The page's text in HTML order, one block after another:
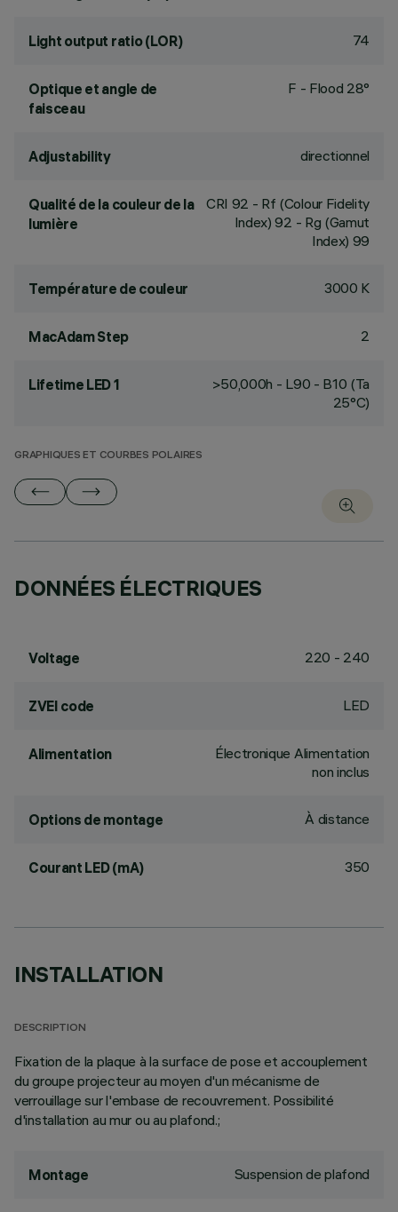
Light output ratio (LOR) 74
Optique et angle de
faisceau
F - Flood 28°
Adjustability directionnel
Qualité de la couleur de la
lumière
CRI 92 - Rf (Colour Fidelity
Index) 92 - Rg (Gamut
Index) 99
Température de couleur 3000 K
MacAdam Step 2
Lifetime LED 1
>50,000h - L90 - B10 (Ta
25°C)
GRAPHIQUES ET COURBES POLAIRES
DONNÉES ÉLECTRIQUES
Voltage 220 - 240
ZVEI code LED
Alimentation
Électronique Alimentation
non inclus
Options de montage À distance
Courant LED (mA) 350
INSTALLATION
DESCRIPTION
Fixation de la plaque à la surface de pose et accouplement
du groupe projecteur au moyen d'un mécanisme de
verrouillage sur l'embase de recouvrement. Possibilité
d'installation au mur ou au plafond.;
Montage Suspension de plafond